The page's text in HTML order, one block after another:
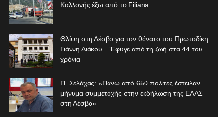
Καλλονής έξω από το Filiana
Θλίψη στη Λέσβο για τον θάνατο του Πρωτοδίκη
Γιάννη Διάκου – Έφυγε από τη ζωή στα 44 του
χρόνια
Π. Σελάχας: «Πάνω από 650 πολίτες έστειλαν
μήνυμα συμμετοχής στην εκδήλωση της ΕΛΑΣ
στη Λέσβο»